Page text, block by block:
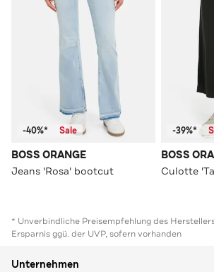
-40%* Sale
BOSS ORANGE
Jeans 'Rosa' bootcut
-39%*
BOSS
Culotte
* Unverbindliche Preisempfehlung des
Ersparnis ggü. der UVP, sofern vorhanden
Unternehmen